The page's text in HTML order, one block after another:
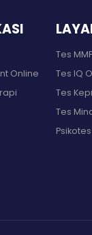
Online
Tes
Tes IQ
Tes
Tes